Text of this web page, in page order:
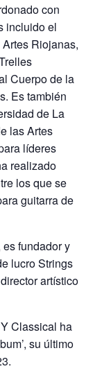
con
incluido el
Riojanas,
Cuerpo de la
Es también
de La
las Artes
líderes
realizado
los que se
guitarra de
fundador y
lucro Strings
artístico
Classical ha
su último